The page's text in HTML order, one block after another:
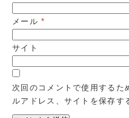
メール*
サイト
次回のコメントで使用するた
ルアドレス、サイトを保存す